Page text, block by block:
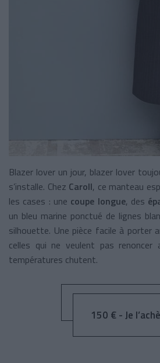
Blazer lover un jour, blazer lover
s’installe. Chez Caroll, ce manteau
les cases : une coupe longue, des
un bleu marine ponctué de lignes
silhouette. Une pièce facile à porter
celles qui ne veulent pas renoncer
températures chutent.
150 € - Je